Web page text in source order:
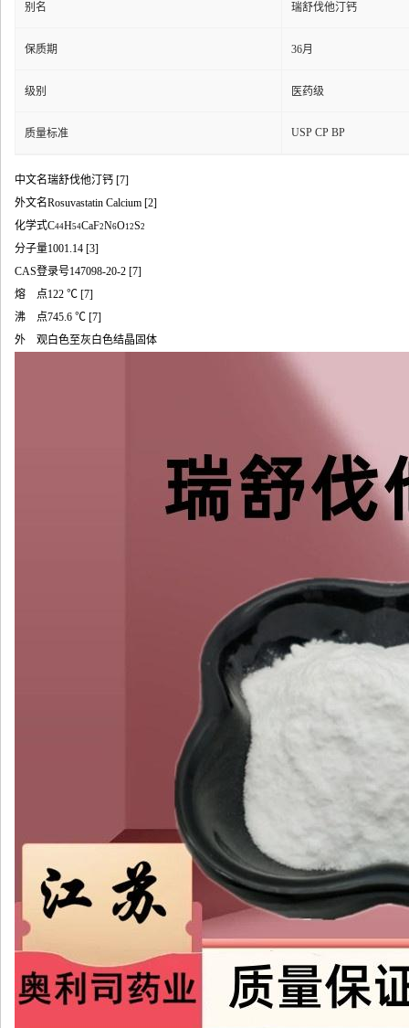
别名 瑞舒伐他汀钙
保质期 36月
级别 医药级
质量标准 USP CP BP
中文名瑞舒伐他汀钙 [7]
外文名Rosuvastatin Calcium [2]
化学式C44H54CaF2N6O12S2
分子量1001.14 [3]
CAS登录号147098-20-2 [7]
熔 点122 ℃ [7]
沸 点745.6 ℃ [7]
外 观白色至灰白色结晶固体